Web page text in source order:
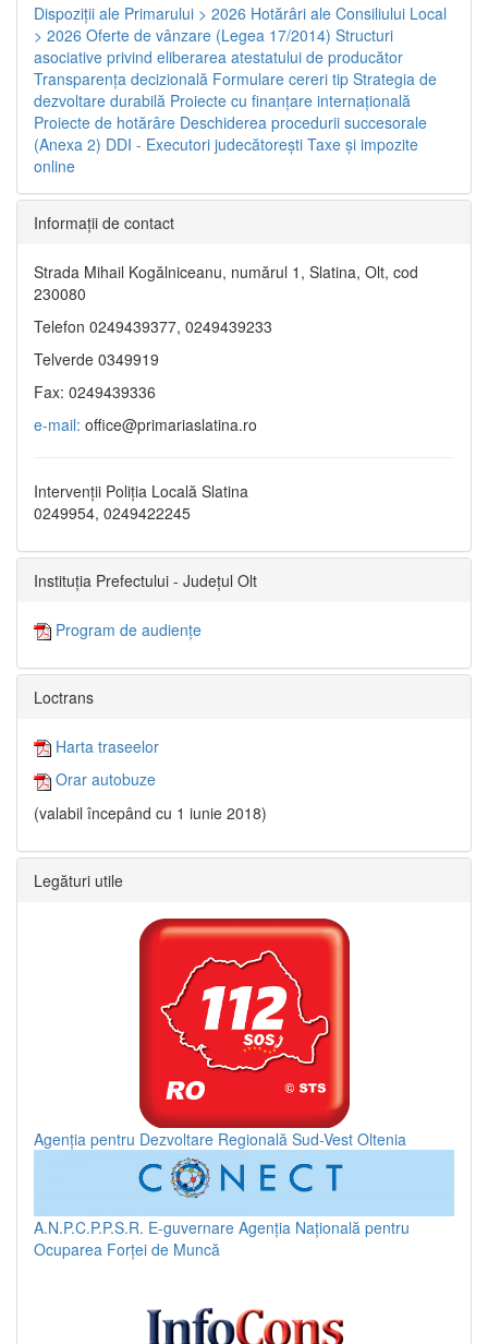
Dispoziţii ale Primarului > 2026 Hotărâri ale Consiliului Local
> 2026 Oferte de vânzare (Legea 17/2014) Structuri
asociative privind eliberarea atestatului de producător
Transparenţa decizională Formulare cereri tip Strategia de
dezvoltare durabilă Proiecte cu finanţare internaţională
Proiecte de hotărâre Deschiderea procedurii succesorale
(Anexa 2) DDI - Executori judecătorești Taxe şi impozite
online
Informaţii de contact
Strada Mihail Kogălniceanu, numărul 1, Slatina, Olt, cod
230080
Telefon 0249439377, 0249439233
Telverde 0349919
Fax: 0249439336
e-mail: office@primariaslatina.ro
Intervenții Poliția Locală Slatina
0249954, 0249422245
Instituția Prefectului - Județul Olt
Program de audiențe
Loctrans
Harta traseelor
Orar autobuze
(valabil începând cu 1 iunie 2018)
Legături utile
Agenția pentru Dezvoltare Regională Sud-Vest Oltenia
A.N.P.C.P.P.S.R. E-guvernare Agenția Națională pentru
Ocuparea Forței de Muncă